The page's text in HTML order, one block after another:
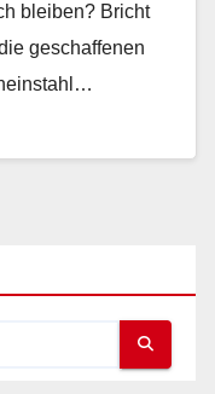
bleiben? Bricht
geschaffenen